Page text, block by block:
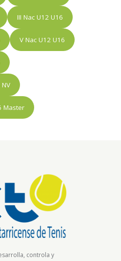
III Nac U12 U16
V Nac U12 U16
Master
controla y